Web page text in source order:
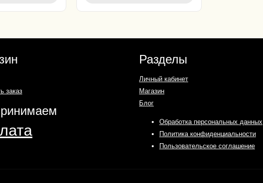
заказ
Разделы
Личный кабинет
Магазин
Блог
Обработка персональных данных
Политика конфиденциальности
Пользовательское соглашение